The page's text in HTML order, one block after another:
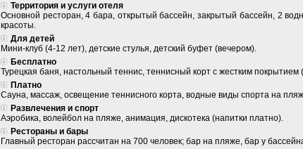
Территория и услуги отеля
Основной ресторан, 4 бара, открытый бассейн, закрытый бассейн, 2
красоты.
Для детей
Мини-клуб (4-12 лет), детские стулья, детский буфет (вечером).
Бесплатно
Турецкая баня, настольный теннис, теннисный корт с жестким
Платно
Сауна, массаж, освещение теннисного корта, водные виды спорта на
Развлечения и спорт
Аэробика, волейбол на пляже, анимация, дискотека (напитки платно).
Рестораны и бары
Главный ресторан рассчитан на 700 человек; бар на пляже, бар у